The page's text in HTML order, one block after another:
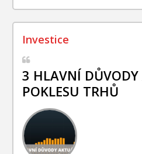
3 HLAVNÍ
POKLESU TRHŮ